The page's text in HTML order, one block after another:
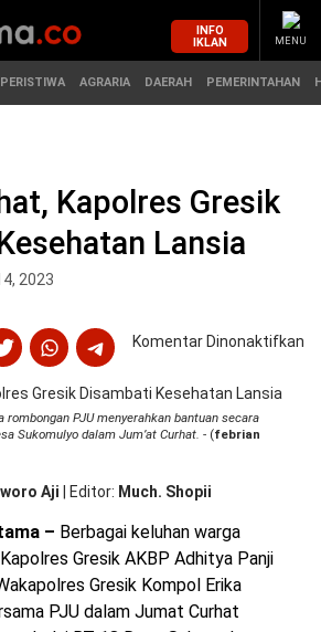
INFO
IKLAN
MENU
PERISTIWA AGRARIA DAERAH PEMERINTAHAN
Kapolres Gresik
Lansia
2023
Komentar Dinonaktifkan
rombongan PJU menyerahkan bantuan secara
Sukomulyo dalam Jum’at Curhat. - (febrian
Aji Editor Much. Shopii
– Berbagai keluhan warga
Gresik AKBP Adhitya Panji
Gresik Kompol Erika
PJU dalam Jumat Curhat